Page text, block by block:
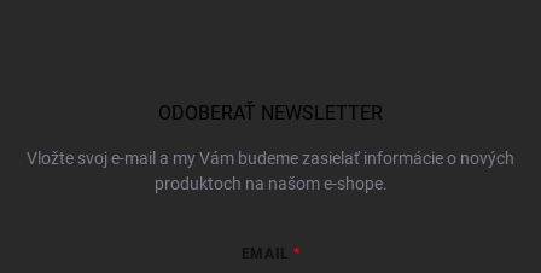
ODOBERAŤ NEWSLETTER
Vložte svoj e-mail a my Vám budeme zasielať informácie o nových
produktoch na našom e-shope.
EMAIL